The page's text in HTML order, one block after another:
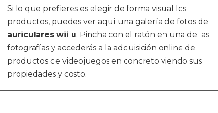
Si lo que prefieres es elegir de forma visual los
productos, puedes ver aquí una galería de fotos de
auriculares wii u. Pincha con el ratón en una de las
fotografías y accederás a la adquisición online de
productos de videojuegos en concreto viendo sus
propiedades y costo.